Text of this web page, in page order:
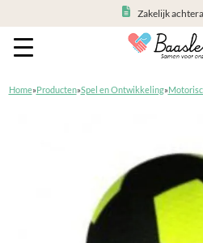
Zakelijk
Home»Producten»Spel en Ontwikkeling»